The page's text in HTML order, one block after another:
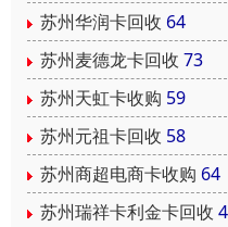
苏州华润卡回收 64
苏州麦德龙卡回收 73
苏州天虹卡收购 59
苏州元祖卡回收 58
苏州商超电商卡收购 64
苏州瑞祥卡利金卡回收